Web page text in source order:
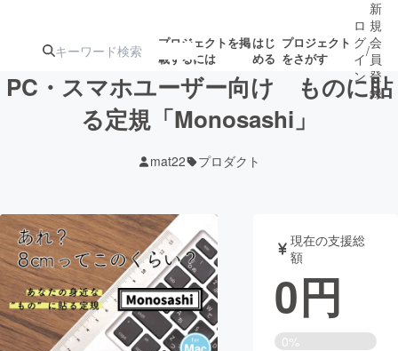
プロジェクトを掲
載するには
はじ
める
プロジェクト
をさがす
注目の新着プロ
ジェクト
ロジェクト
アート・写真 音楽
テクノロジー・ガジェット ゲーム・サ
映像・映画 書籍・雑誌
ロ
グ
イ
ン
/
新
規
会
員
登
録
PC・スマホユーザー向け ものに貼
る定規「Monosashi」
mat22 プロダクト
現在の支援総
額
0円
0%